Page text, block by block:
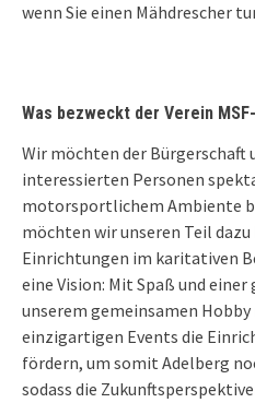
wenn Sie einen Mähdrescher
Was bezweckt der Verein
Wir möchten der
interessierten Personen
motorsportlichem Ambiente
möchten wir unseren Teil
Einrichtungen im karitativen
eine Vision: Mit Spaß und
unserem gemeinsamen
einzigartigen Events die
fördern, um somit Adelberg
sodass die